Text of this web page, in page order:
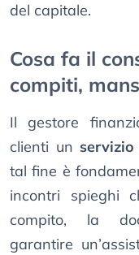
del capitale.
Cosa fa il
compiti,
Il gestore
clienti un
tal fine è
incontri spieghi
compito, la
garantire